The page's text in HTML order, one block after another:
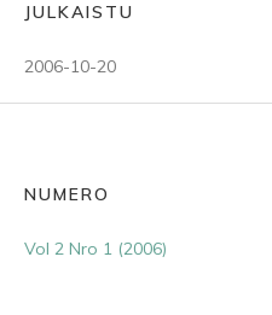
JULKAISTU
2006-10-20
NUMERO
Vol 2 Nro 1 (2006)